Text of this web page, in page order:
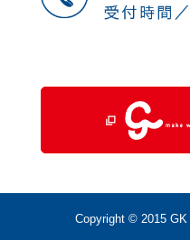
Copyright © 2015 GK